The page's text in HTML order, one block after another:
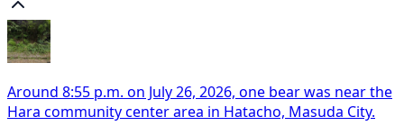
Around 8:55 p.m. on July 26, 2026, one bear was near the
Hara community center area in Hatacho, Masuda City.